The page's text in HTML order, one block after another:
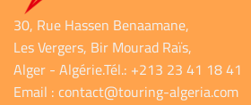
30, Rue Hassen Benaamane,
Les Vergers, Bir Mourad Raïs,
Alger - Algérie.Tél.: +213 23 41 18 41
Email :contact@touring-algeria.com